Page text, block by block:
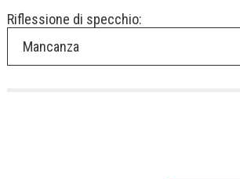
Riflessione di specchio:
Mancanza